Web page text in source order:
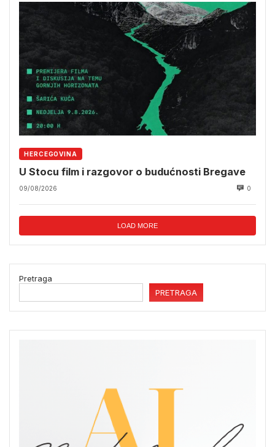
HERCEGOVINA
U Stocu film i razgovor o budućnosti Bregave
09/08/2026 0
LOAD MORE
Pretraga
PRETRAGA